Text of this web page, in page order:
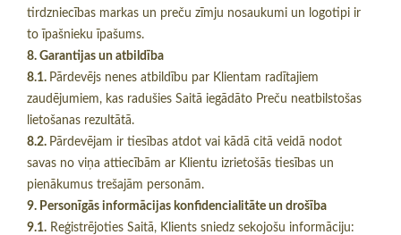
tirdzniecības markas un preču zīmju nosaukumi un logotipi ir
to īpašnieku īpašums.
8. Garantijas un atbildība
8.1. Pārdevējs nenes atbildību par Klientam radītajiem
zaudējumiem, kas radušies Saitā iegādāto Preču neatbilstošas
lietošanas rezultātā.
8.2. Pārdevējam ir tiesības atdot vai kādā citā veidā nodot
savas no viņa attiecībām ar Klientu izrietošās tiesības un
pienākumus trešajām personām.
9. Personīgās informācijas konfidencialitāte un drošība
9.1. Reģistrējoties Saitā, Klients sniedz sekojošu informāciju: